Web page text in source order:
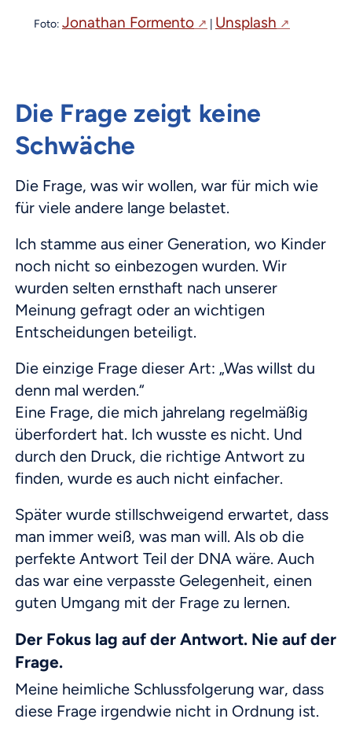
Foto: Jonathan Formento Unsplash
Die Frage zeigt keine
Schwäche
Die Frage, was wir wollen, war für mich wie
für viele andere lange belastet.
Ich stamme aus einer Generation, wo Kinder
noch nicht so einbezogen wurden. Wir
wurden selten ernsthaft nach unserer
Meinung gefragt oder an wichtigen
Entscheidungen beteiligt.
Die einzige Frage dieser Art: „Was willst du
denn mal werden.“
Eine Frage, die mich jahrelang regelmäßig
überfordert hat. Ich wusste es nicht. Und
durch den Druck, die richtige Antwort zu
finden, wurde es auch nicht einfacher.
Später wurde stillschweigend erwartet, dass
man immer weiß, was man will. Als ob die
perfekte Antwort Teil der DNA wäre. Auch
das war eine verpasste Gelegenheit, einen
guten Umgang mit der Frage zu lernen.
Der Fokus lag auf der Antwort. Nie auf der
Frage.
Meine heimliche Schlussfolgerung war, dass
diese Frage irgendwie nicht in Ordnung ist.